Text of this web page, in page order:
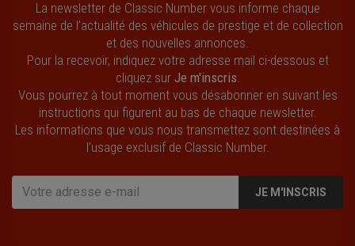
La newsletter de Classic Number vous informe chaque
semaine de l’actualité des véhicules de prestige et de collection
et des nouvelles annonces.
Pour la recevoir, indiquez votre adresse mail ci-dessous et
cliquez sur Je m'inscris
Vous pourrez à tout moment vous désabonner en suivant les
instructions qui figurent au bas de chaque newsletter.
Les informations que vous nous transmettez sont destinées à
l’usage exclusif de Classic Number.
JE M'INSCRIS